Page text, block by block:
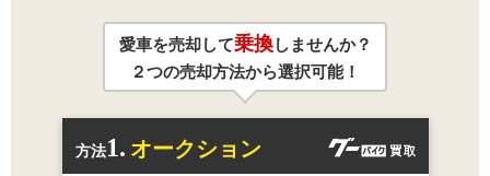
愛車を売却して乗換しませんか？
２つの売却方法から選択可能！
方法1. オークション